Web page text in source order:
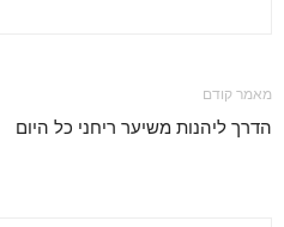
מאמר קודם
הדרך ליהנות משיער ריחני כל היום